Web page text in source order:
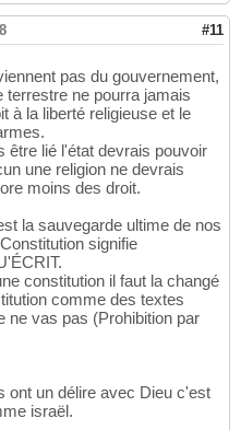
#11
pas du gouvernement,
terrestre ne pourra jamais
à la liberté religieuse et le
être lié l'état devrais pouvoir
une religion ne devrais
moins des droit.
la sauvegarde ultime de nos
signifie
constitution il faut la changé
comme des textes
ne vas pas (Prohibition par
ont un délire avec Dieu c'est
israël.